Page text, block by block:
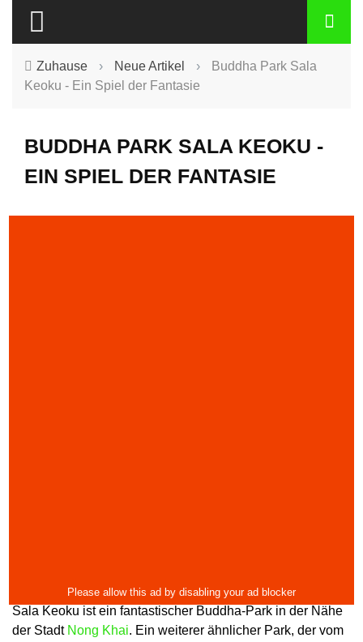
Zuhause › Neue Artikel ›
Buddha Park Sala
Keoku - Ein Spiel der Fantasie
BUDDHA PARK SALA KEOKU -
EIN SPIEL DER FANTASIE
Sala Keoku ist ein fantastischer Buddha-Park in der Nähe
der Stadt Nong Khai. Ein weiterer ähnlicher Park, der vom